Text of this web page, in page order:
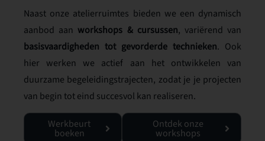
Naast onze atelierruimtes bieden we een dynamisch
aanbod aan workshops & cursussen, variërend van
basisvaardigheden tot gevorderde technieken. Ook
hier werken we actief aan het ontwikkelen van
duurzame begeleidingstrajecten, zodat je je projecten
van begin tot eind succesvol kan realiseren.
Werkbeurt
boeken
Ontdek onze
workshops